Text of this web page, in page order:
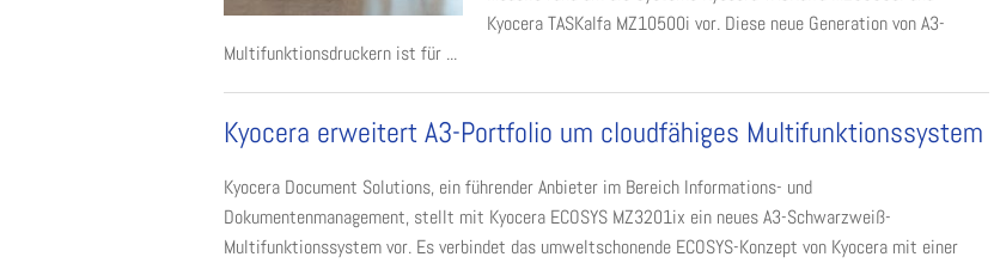
Kyocera TASKalfa MZ10500i vor. Diese neue Generation von A3-
Multifunktionsdruckern ist für ...
Kyocera erweitert A3-Portfolio um cloudfähiges Multifunktionssystem
Kyocera Document Solutions, ein führender Anbieter im Bereich Informations- und
Dokumentenmanagement, stellt mit Kyocera ECOSYS MZ3201ix ein neues A3-Schwarzweiß-
Multifunktionssystem vor. Es verbindet das umweltschonende ECOSYS-Konzept von Kyocera mit einer